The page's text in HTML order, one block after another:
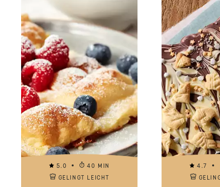
5.0
40 MIN
GELINGT LEICHT
4.7